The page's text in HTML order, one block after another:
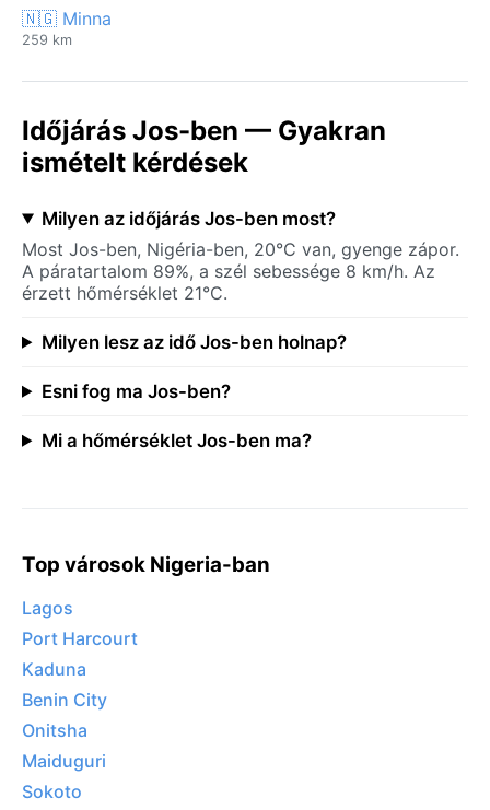
🇳🇬 Minna
259 km
Időjárás Jos-ben — Gyakran
ismételt kérdések
Milyen az időjárás Jos-ben most?
Most Jos-ben, Nigéria-ben, 20°C van, gyenge zápor.
A páratartalom 89%, a szél sebessége 8 km/h. Az
érzett hőmérséklet 21°C.
Milyen lesz az idő Jos-ben holnap?
Esni fog ma Jos-ben?
Mi a hőmérséklet Jos-ben ma?
Top városok Nigeria-ban
Lagos
Port Harcourt
Kaduna
Benin City
Onitsha
Maiduguri
Sokoto